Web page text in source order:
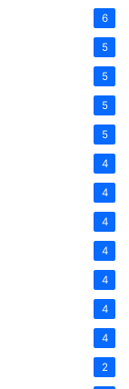
6
5
5
5
5
4
4
4
4
4
4
4
2